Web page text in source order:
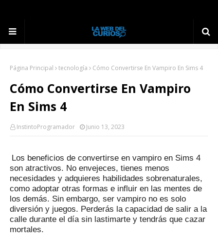
Página Principal tecnología Cómo Convertirse En Vampiro En Sims 4
Cómo Convertirse En Vampiro
En Sims 4
InstintoProgramador Junio 13, 2023
Los beneficios de convertirse en vampiro en Sims 4
son atractivos. No envejeces, tienes menos
necesidades y adquieres habilidades sobrenaturales,
como adoptar otras formas e influir en las mentes de
los demás. Sin embargo, ser vampiro no es solo
diversión y juegos. Perderás la capacidad de salir a la
calle durante el día sin lastimarte y tendrás que cazar
mortales.